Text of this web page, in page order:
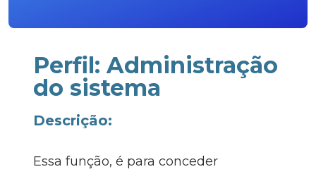
Perfil: Administração
do sistema
Descrição:
Essa função, é para conceder